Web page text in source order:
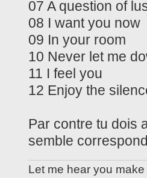
07 A question of
08 I want you now
09 In your room
10 Never let me
11 I feel you
12 Enjoy the
Par contre tu dois
semble
Let me hear you